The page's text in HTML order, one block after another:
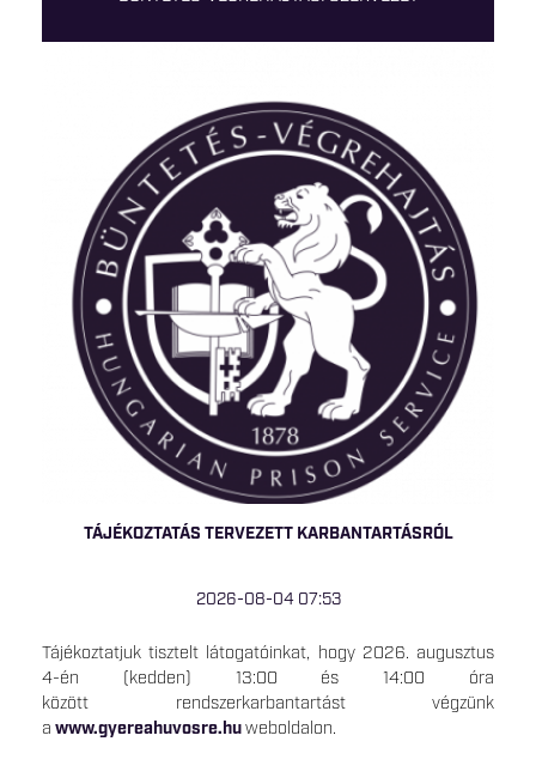
TÁJÉKOZTATÁS TERVEZETT KARBANTARTÁSRÓL
2026-08-04 07:53
Tájékoztatjuk tisztelt látogatóinkat, hogy 2026. augusztus
4-én (kedden) 13:00 és 14:00 óra
között rendszerkarbantartást végzünk
a www.gyereahuvosre.huweboldalon.